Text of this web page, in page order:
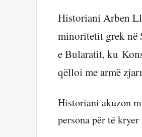
Historiani Arben
minoritetit grek në
e Bularatit, ku
qëlloi me armë
Historiani akuzon
persona për të